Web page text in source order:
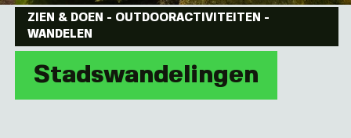
ZIEN & DOEN - OUTDOORACTIVITEITEN -
WANDELEN
Stadswandelingen